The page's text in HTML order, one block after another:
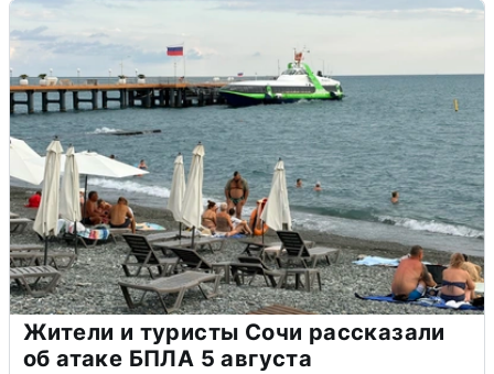
Жители и туристы Сочи рассказали
об атаке БПЛА 5 августа